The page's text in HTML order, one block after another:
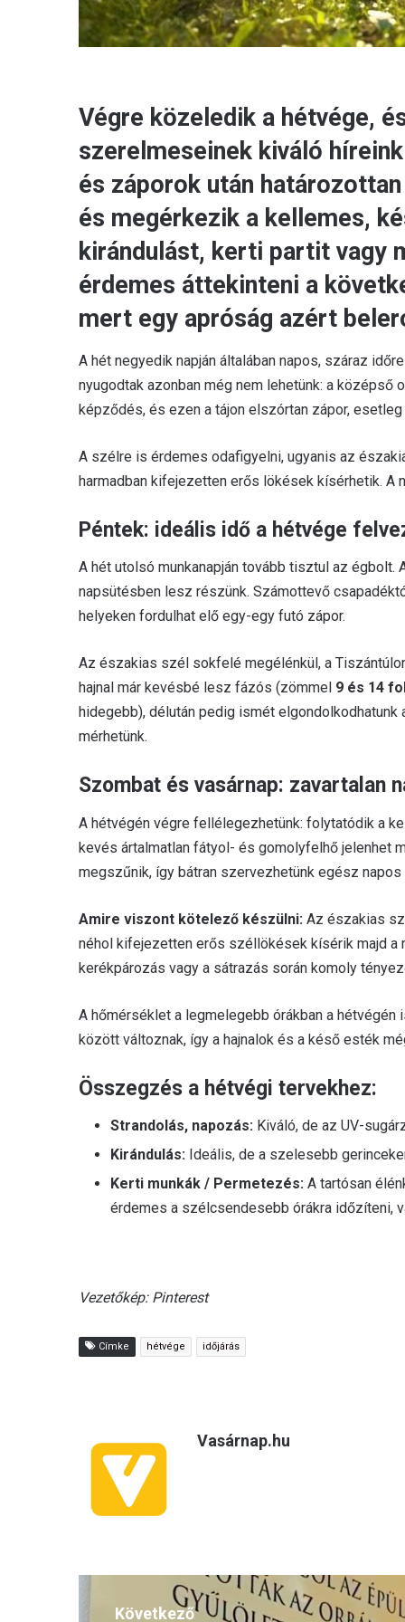
Végre közeledik a hétvége,
szerelmeseinek kiváló
és záporok után
és megérkezik a kellemes,
kirándulást, kerti partit vagy
érdemes áttekinteni a
mert egy apróság azért
A hét negyedik napján általában napos, száraz
nyugodtak azonban még nem lehetünk: a
képződés, és ezen a tájon elszórtan zápor,
A szélre is érdemes odafigyelni, ugyanis az
harmadban kifejezetten erős lökések kísérhetik. A
Péntek: ideális idő a hétvége
A hét utolsó munkanapján tovább tisztul az
napsütésben lesz részünk. Számottevő
helyeken fordulhat elő egy-egy futó zápor.
Az északias szél sokfelé megélénkül, a
hajnal már kevésbé lesz fázós (zömmel 9 és 14
hidegebb), délután pedig ismét elgondolkodhatunk
mérhetünk.
Szombat és vasárnap: zavartalan
A hétvégén végre fellélegezhetünk: folytatódik a
kevés ártalmatlan fátyol- és gomolyfelhő jelenhet
megszűnik, így bátran szervezhetünk egész
Amire viszont kötelező készülni: Az északias
néhol kifejezetten erős széllökések kísérik majd a
kerékpározás vagy a sátrazás során komoly
A hőmérséklet a legmelegebb órákban a hétvégén
között változnak, így a hajnalok és a késő esték
Összegzés a hétvégi tervekhez:
Strandolás, napozás: Kiváló, de az UV-
Kirándulás: Ideális, de a szelesebb
Kerti munkák / Permetezés: A tartósan
érdemes a szélcsendesebb órákra időzíteni,
Vezetőkép: Pinterest
Címke hétvége időjárás
Vasárnap.hu
Következő